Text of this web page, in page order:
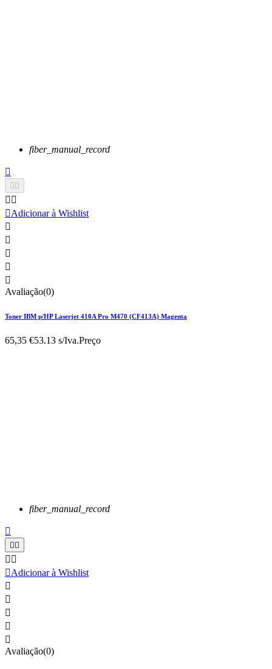
fiber_manual_record

 
 
Adicionar à Wishlist





Avaliação(0)
Toner IBM p/HP Laserjet 410A Pro M470 (CF413A) Magenta
65,35 €53.13 s/Iva.Preço
fiber_manual_record

 
 
Adicionar à Wishlist





Avaliação(0)